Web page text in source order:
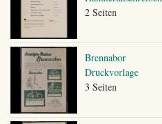
2 Seiten
Brennabor
Druckvorlage
3 Seiten